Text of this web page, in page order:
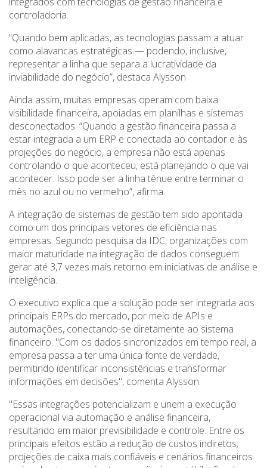
controladoria.
“Quando bem aplicadas, as tecnologias passam a atuar
como alavancas estratégicas — podendo, inclusive,
representar a linha que separa a lucratividade da
inviabilidade do negócio”, destaca Alysson
Ainda assim, muitas empresas operam com baixa
visibilidade financeira, apoiadas em planilhas e sistemas
desconectados. “Quando a gestão financeira passa a
estar integrada a um ERP e conectada ao contador e às
projeções do negócio, a empresa não está apenas
controlando o que aconteceu, está planejando o que vai
acontecer. Isso pode ser a linha tênue entre terminar o
mês no azul ou no vermelho”, afirma.
A integração de sistemas de gestão tem sido apontada
como um dos principais vetores de eficiência nas
empresas. Segundo pesquisa da IDC, organizações com
maior maturidade na integração de dados conseguem
gerar até 3,7 vezes mais retorno em iniciativas de análise e
inteligência.
O executivo explica que a solução pode ser integrada aos
principais ERPs do mercado, por meio de APIs e
automações, conectando-se diretamente ao sistema
financeiro. "Com os dados sincronizados em tempo real, a
empresa passa a ter uma única fonte de verdade,
permitindo identificar inconsistências e transformar
informações em decisões", comenta Alysson.
"Essas integrações potencializam e unem a execução
operacional via automação e análise financeira,
resultando em maior previsibilidade e controle. Entre os
principais efeitos estão a redução de custos indiretos;
projeções de caixa mais confiáveis e cenários financeiros